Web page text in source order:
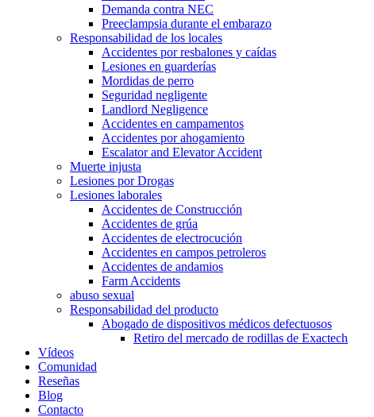
Demanda contra NEC
Preeclampsia durante el embarazo
Responsabilidad de los locales
Accidentes por resbalones y caídas
Lesiones en guarderías
Mordidas de perro
Seguridad negligente
Landlord Negligence
Accidentes en campamentos
Accidentes por ahogamiento
Escalator and Elevator Accident
Muerte injusta
Lesiones por Drogas
Lesiones laborales
Accidentes de Construcción
Accidentes de grúa
Accidentes de electrocución
Accidentes en campos petroleros
Accidentes de andamios
Farm Accidents
abuso sexual
Responsabilidad del producto
Abogado de dispositivos médicos defectuosos
Retiro del mercado de rodillas de Exactech
Vídeos
Comunidad
Reseñas
Blog
Contacto